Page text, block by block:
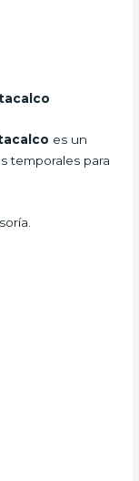
es un
temporales para